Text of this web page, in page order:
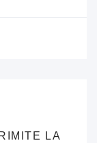
LA